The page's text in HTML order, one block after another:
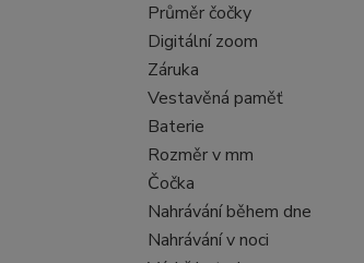
Průměr čočky
Digitální zoom
Záruka
Vestavěná paměť
Baterie
Rozměr v mm
Čočka
Nahrávání během dne
Nahrávání v noci